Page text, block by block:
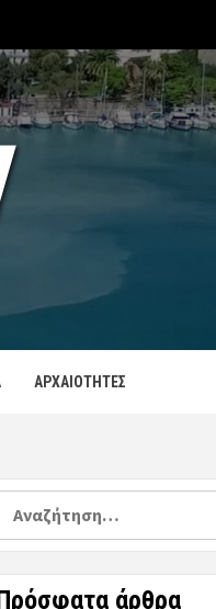
ΑΡΧΑΙΟΤΗΤΕΣ
Αναζήτηση
άρθρα